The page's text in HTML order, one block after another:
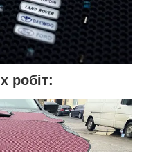
робіт: